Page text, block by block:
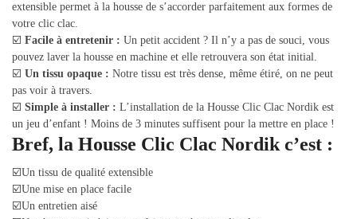
extensible permet à la housse de s’accorder parfaitement aux formes de
votre clic clac.
☑️ Facile à entretenir : Un petit accident ? Il n’y a pas de souci, vous
pouvez laver la housse en machine et elle retrouvera son état initial.
☑️ Un tissu opaque : Notre tissu est très dense, même étiré, on ne peut
pas voir à travers.
☑️ Simple à installer : L’installation de la Housse Clic Clac Nordik est
un jeu d’enfant ! Moins de 3 minutes suffisent pour la mettre en place !
Bref, la Housse Clic Clac Nordik c’est :
☑️Un tissu de qualité extensible
☑️Une mise en place facile
☑️Un entretien aisé